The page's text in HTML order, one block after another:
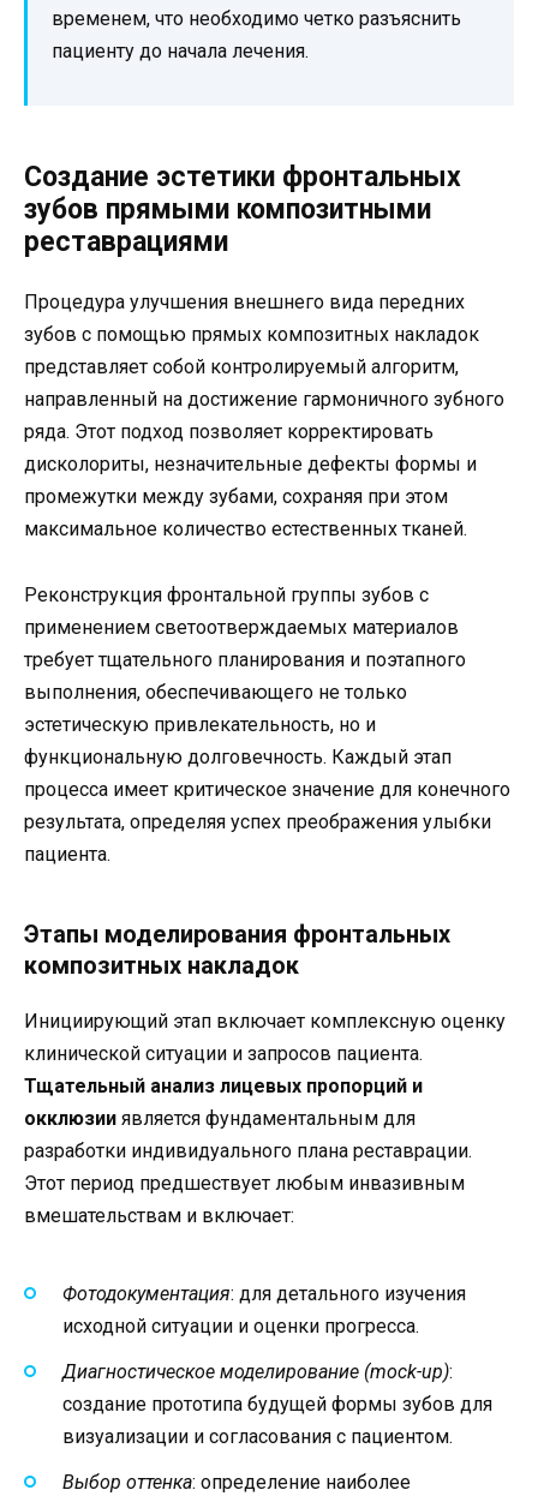
временем, что необходимо четко разъяснить
пациенту до начала лечения.
Создание эстетики фронтальных
зубов прямыми композитными
реставрациями
Процедура улучшения внешнего вида передних
зубов с помощью прямых композитных накладок
представляет собой контролируемый алгоритм,
направленный на достижение гармоничного зубного
ряда. Этот подход позволяет корректировать
дисколориты, незначительные дефекты формы и
промежутки между зубами, сохраняя при этом
максимальное количество естественных тканей.
Реконструкция фронтальной группы зубов с
применением светоотверждаемых материалов
требует тщательного планирования и поэтапного
выполнения, обеспечивающего не только
эстетическую привлекательность, но и
функциональную долговечность. Каждый этап
процесса имеет критическое значение для конечного
результата, определяя успех преображения улыбки
пациента.
Этапы моделирования фронтальных
композитных накладок
Инициирующий этап включает комплексную оценку
клинической ситуации и запросов пациента.
Тщательный анализ лицевых пропорций и
окклюзии является фундаментальным для
разработки индивидуального плана реставрации.
Этот период предшествует любым инвазивным
вмешательствам и включает:
Фотодокументация: для детального изучения
исходной ситуации и оценки прогресса.
Диагностическое моделирование (mock-up):
создание прототипа будущей формы зубов для
визуализации и согласования с пациентом.
Выбор оттенка: определение наиболее